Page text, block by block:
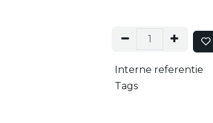
Interne referentie
Tags